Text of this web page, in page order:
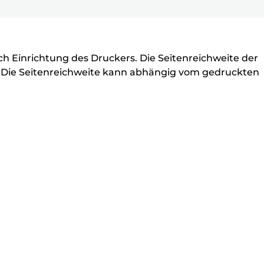
Einrichtung des Druckers. Die Seitenreichweite der
Seitenreichweite kann abhängig vom gedruckten